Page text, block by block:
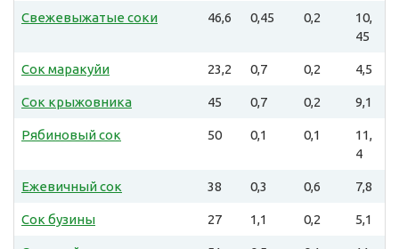
Свежевыжатые соки 46,6 0,45 0,2
10,
45
Cок маракуйи 23,2 0,7 0,2 4,5
Сок крыжовника 45 0,7 0,2 9,1
Рябиновый сок 50 0,1 0,1
11,
4
Ежевичный сок 38 0,3 0,6 7,8
Сок бузины 27 1,1 0,2 5,1